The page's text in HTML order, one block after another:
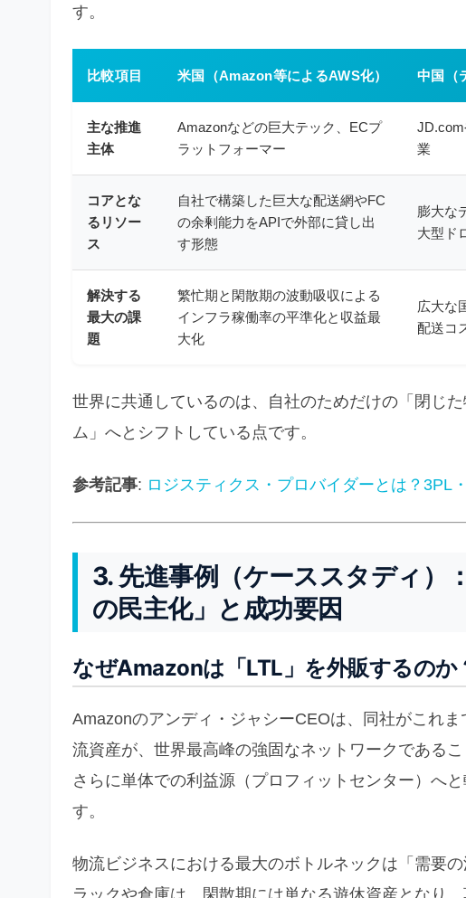
す。
比較項目 米国（Amazon等によるAWS化） 中国（
主な推進
主体
Amazonなどの巨大テック、ECプ
ラットフォーマー
業
コアとな
るリソー
ス
自社で構築した巨大な配送網やFC
の余剰能力をAPIで外部に貸し出
す形態
膨大な
大型ド
解決する
最大の課
題
繁忙期と閑散期の波動吸収による
インフラ稼働率の平準化と収益最
大化
広大な
配送コ
世界に共通しているのは、自社のためだけの「閉じ
ム」へとシフトしている点です。
参考記事: ロジスティクス・プロバイダーとは？3PL
3. 先進事例（ケーススタディ）
の民主化」と成功要因
なぜAmazonは「LTL」を外販するのか
Amazonのアンディ・ジャシーCEOは、同社がこれ
流資産が、世界最高峰の強固なネットワークである
さらに単体での利益源（プロフィットセンター）へ
す。
物流ビジネスにおける最大のボトルネックは「需要